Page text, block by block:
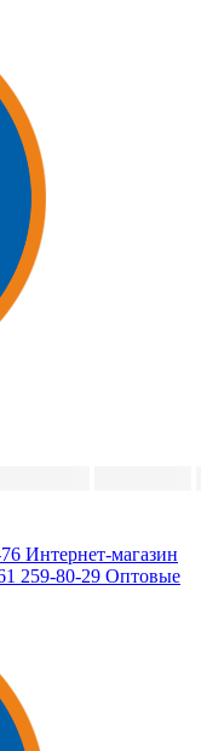
Интернет-магазин
259-80-29 Оптовые